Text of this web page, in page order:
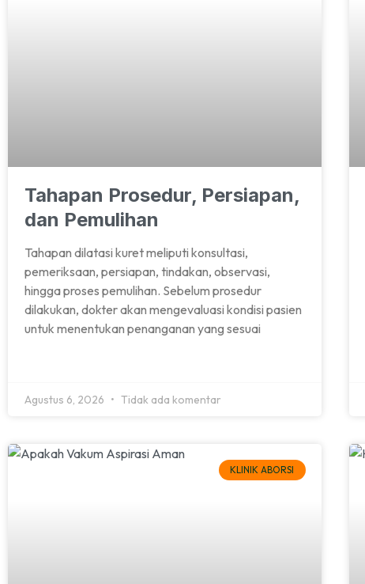
Tahapan Prosedur, Persiapan,
dan Pemulihan
Tahapan dilatasi kuret meliputi konsultasi,
pemeriksaan, persiapan, tindakan, observasi,
hingga proses pemulihan. Sebelum prosedur
dilakukan, dokter akan mengevaluasi kondisi pasien
untuk menentukan penanganan yang sesuai
Agustus 6, 2026 Tidak ada komentar
KLINIK ABORSI